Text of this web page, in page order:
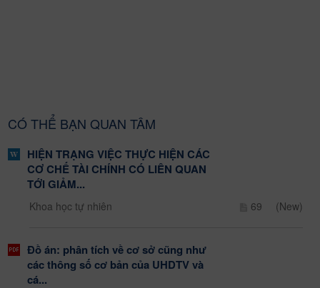
CÓ THỂ BẠN QUAN TÂM
HIỆN TRẠNG VIỆC THỰC HIỆN CÁC
CƠ CHẾ TÀI CHÍNH CÓ LIÊN QUAN
TỚI GIẢM...
Khoa học tự nhiên 69 (New)
Đồ án: phân tích về cơ sở cũng như
các thông số cơ bản của UHDTV và
cá...